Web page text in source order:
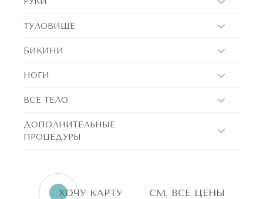
ТУЛОВИЩЕ
БИКИНИ
НОГИ
ВСЕ ТЕЛО
ДОПОЛНИТЕЛЬНЫЕ
ПРОЦЕДУРЫ
ХОЧУ КАРТУ СМ. ВСЕ ЦЕНЫ